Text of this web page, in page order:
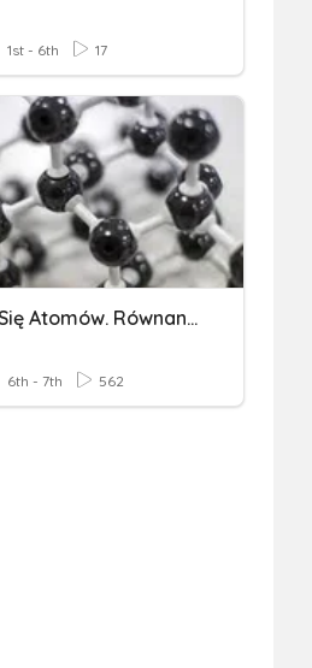
1st - 6th 17
Łączenie Się Atomów. Równania Reakcji Chemicznych.
6th - 7th 562